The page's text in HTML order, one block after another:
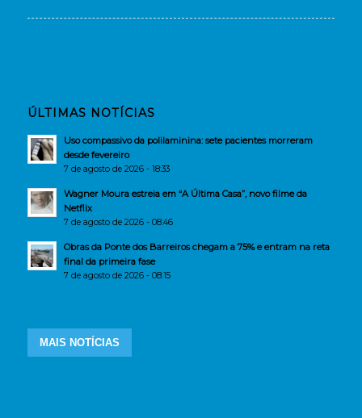
ÚLTIMAS NOTÍCIAS
Uso compassivo da polilaminina: sete pacientes morreram
desde fevereiro
7 de agosto de 2026 - 18:33
Wagner Moura estreia em “A Última Casa”, novo filme da
Netflix
7 de agosto de 2026 - 08:46
Obras da Ponte dos Barreiros chegam a 75% e entram na reta
final da primeira fase
7 de agosto de 2026 - 08:15
MAIS NOTÍCIAS